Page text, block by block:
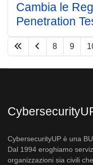
Cambia le
Penetration
8 9
CybersecurityUP è una
Dal 1994 eroghiamo
organizzazioni sia civili